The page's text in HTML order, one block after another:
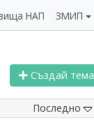
НАП ЗМИП
Създай тема
Последно